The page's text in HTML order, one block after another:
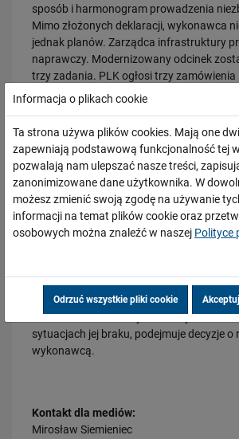
sposób i harmonogram prowadzenia
Mimo złożonych deklaracji, wykonawca
jednak planów. Zarządca infrastruktury
naprawczy. Modernizowany odcinek
trzy zadania. PLK ogłosi trzy zamówienia
budowlane, tak aby do końca 2015 r.
maksymalny zakres prac.
PLK na bieżąco informuje instytucje
programami unijnymi o prowadzonych
mających na celu prawidłową realizację
inwestycyjnych i nie wpływają one na
wykorzystania przez Polskę środków
PLK na bieżąco współpracuje z ponad
kontrahentów, głównymi są wykonawcy
inwestycyjnych. Wzajemne kontakty
poziomie operacyjnym i strategicznym.
zapewnia wsparcie i poszukiwanie
Jednocześnie oczekuje realizacji
sytuacjach jej braku, podejmuje decyzje o
wykonawcą.
Kontakt dla mediów:
Mirosław Siemieniec
28.07.2026
Bydgoszcz Fordon po zmianach. Nowe perony,
przepustowość i kolejny…
PRZECZYTAJ
PRZECZYTAJ
Informacja o plikach cookie
Ta strona używa plików cookies. Mają one
zapewniają podstawową funkcjonalność tej
pozwalają nam ulepszać nasze treści,
zanonimizowane dane użytkownika. W
możesz zmienić swoją zgodę na używanie
informacji na temat plików cookie oraz
osobowych można znaleźć w naszej Polityce
Odrzuć wszystkie pliki cookie